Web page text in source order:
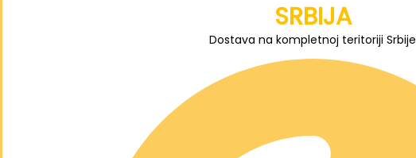
SRBIJA
Dostava na kompletnoj teritoriji Srbije